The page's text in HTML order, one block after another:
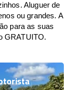
Aluguer de
ou grandes. A
para as suas
GRATUITO.